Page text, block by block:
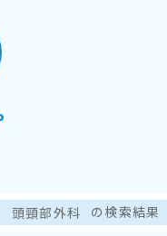
頭頸部外科 の検索結果